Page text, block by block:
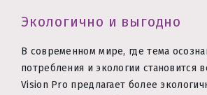
Экологично и выгодно
В современном мире, где тема
потребления и экологии становится
Vision Pro предлагает более